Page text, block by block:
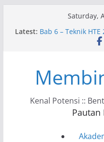
Saturday,
Latest: Bab 6 – Teknik
Bab 8 – Kunci
Bab 7 – Model
Kenal Potensi ::
Pautan